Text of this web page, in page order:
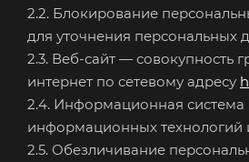
2.2. Блокирование
для уточнения персональных
2.3. Веб-сайт — совокупность
интернет по сетевому адресу
2.4. Информационная
информационных технологий
2.5. Обезличивание